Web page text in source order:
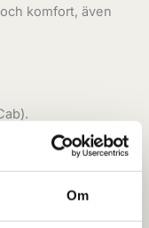
Om
komfort, även
att din Nissan
i alla